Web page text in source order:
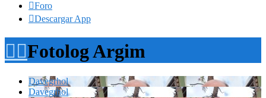
Foro
Descargar App
Fotolog Argim
Davegrhol
Davegrhol